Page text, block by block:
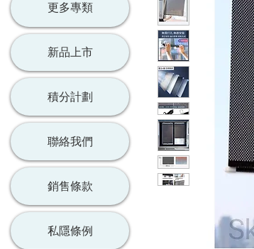
更多專類
新品上市
積分計劃
聯絡我們
銷售條款
私隱條例